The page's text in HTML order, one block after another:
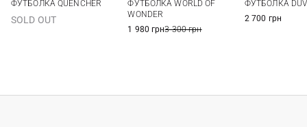
ФУТБОЛКА QUENCHER
SOLD OUT
ФУТБОЛКА WORLD OF
WONDER
1 980 грн3 300 грн
ФУТБОЛКА
2 700 грн